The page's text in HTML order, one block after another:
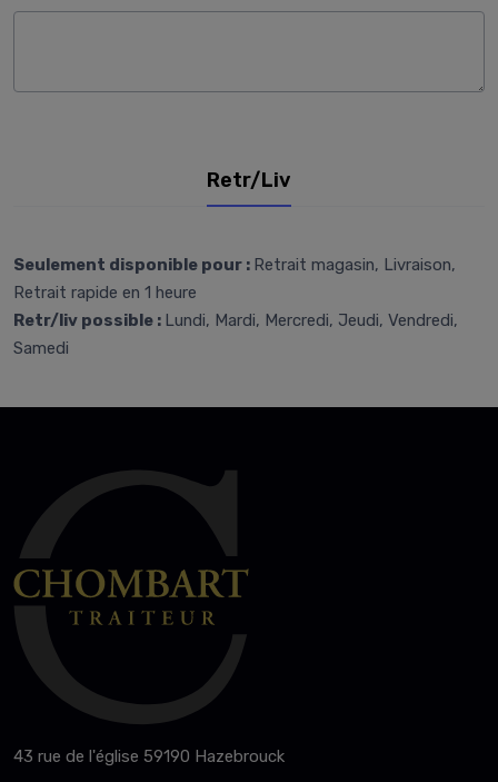
Retr/Liv
Seulement disponible pour : Retrait magasin, Livraison,
Retrait rapide en 1 heure
Retr/liv possible : Lundi, Mardi, Mercredi, Jeudi, Vendredi,
Samedi
43 rue de l'église 59190 Hazebrouck